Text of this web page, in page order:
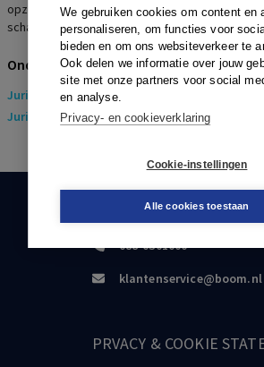
We gebruiken cookies om content en
personaliseren, om functies voor
bieden en om ons websiteverkeer te
Ook delen we informatie over jouw
site met onze partners voor social
en analyse.
Privacy- en cookieverklaring
Cookie-instellingen
Alle cookies toestaan
opzegging, opzegtermijn, onregelmatige
schadevergoeding
Onderwerpen
Juridisch> Arbeidsrecht
Juridisch > Sociaal Zekerheidsrecht
KLANTENSERVICE
088-0301000
klantenservice@boom.nl
PRVACY & COOKIE